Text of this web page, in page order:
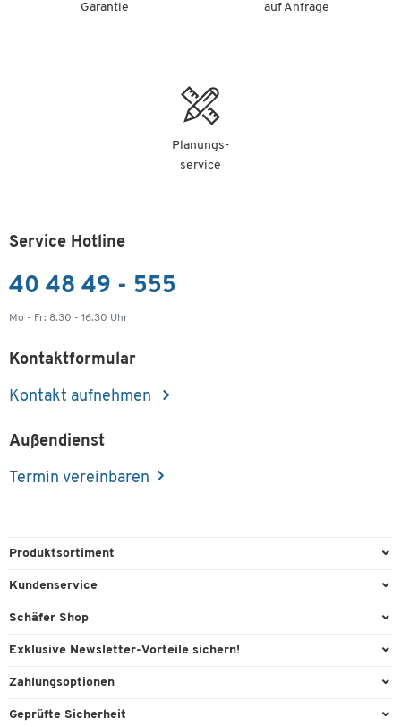
Garantie
auf Anfrage
Planungs-
service
Service Hotline
40 48 49 - 555
Mo - Fr: 8.30 - 16.30 Uhr
Kontaktformular
Kontakt aufnehmen
Außendienst
Termin vereinbaren
Produktsortiment
Büroausstattung
Reinigung & Hygiene
Technik
Kundenservice
Direktbestellung
Lieferinformationen
Rufnummernüberblick
Schäfer Shop
AGB
Exklusive Newsletter-Vorteile sichern!
Willkommensgeschenk
Zahlungsoptionen
Paypal
Geprüfte Sicherheit